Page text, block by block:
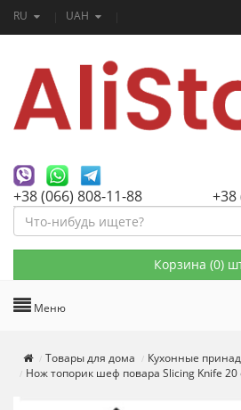
RU UAH
+38 (066) 808-11-88 +38
Корзина (0)
Меню
Товары для дома
Кухонные
Нож топорик шеф повара Slicing Knife 20